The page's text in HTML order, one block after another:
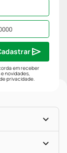
em receber
novidades,
privacidade.